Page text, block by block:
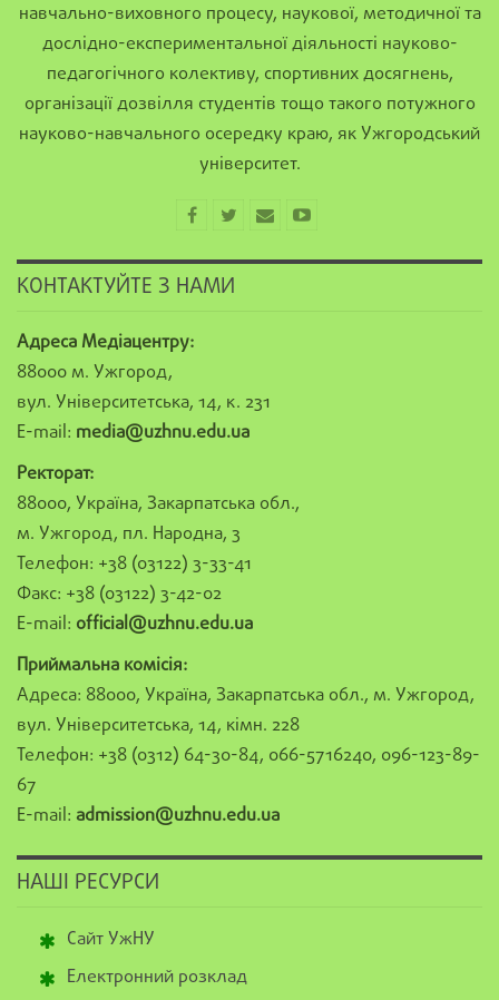
навчально-виховного процесу, наукової, методичної та
дослідно-експериментальної діяльності науково-
педагогічного колективу, спортивних досягнень,
організації дозвілля студентів тощо такого потужного
науково-навчального осередку краю, як Ужгородський
університет.
КОНТАКТУЙТЕ З НАМИ
Адреса Медіацентру:
88000 м. Ужгород,
вул. Університетська, 14, к. 231
E-mail: media@uzhnu.edu.ua
Ректорат:
88000, Україна, Закарпатська обл.,
м. Ужгород, пл. Народна, 3
Телефон: +38 (03122) 3-33-41
Факс: +38 (03122) 3-42-02
E-mail: official@uzhnu.edu.ua
Приймальна комісія:
Адреса: 88000, Україна, Закарпатська обл., м. Ужгород,
вул. Університетська, 14, кімн. 228
Телефон: +38 (0312) 64-30-84, 066-5716240, 096-123-89-
67
E-mail: admission@uzhnu.edu.ua
НАШІ РЕСУРСИ
Сайт УжНУ
Електронний розклад